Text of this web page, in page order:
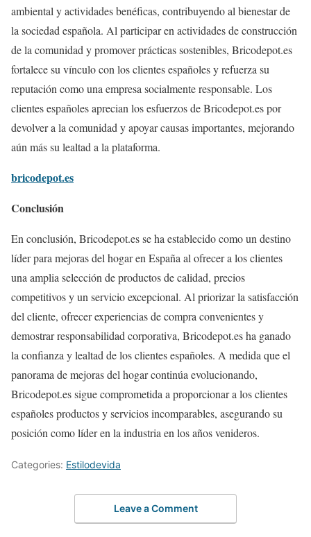
ambiental y actividades benéficas, contribuyendo al bienestar de
la sociedad española. Al participar en actividades de construcción
de la comunidad y promover prácticas sostenibles, Bricodepot.es
fortalece su vínculo con los clientes españoles y refuerza su
reputación como una empresa socialmente responsable. Los
clientes españoles aprecian los esfuerzos de Bricodepot.es por
devolver a la comunidad y apoyar causas importantes, mejorando
aún más su lealtad a la plataforma.
bricodepot.es
Conclusión
En conclusión, Bricodepot.es se ha establecido como un destino
líder para mejoras del hogar en España al ofrecer a los clientes
una amplia selección de productos de calidad, precios
competitivos y un servicio excepcional. Al priorizar la satisfacción
del cliente, ofrecer experiencias de compra convenientes y
demostrar responsabilidad corporativa, Bricodepot.es ha ganado
la confianza y lealtad de los clientes españoles. A medida que el
panorama de mejoras del hogar continúa evolucionando,
Bricodepot.es sigue comprometida a proporcionar a los clientes
españoles productos y servicios incomparables, asegurando su
posición como líder en la industria en los años venideros.
Categories: Estilodevida
Leave a Comment